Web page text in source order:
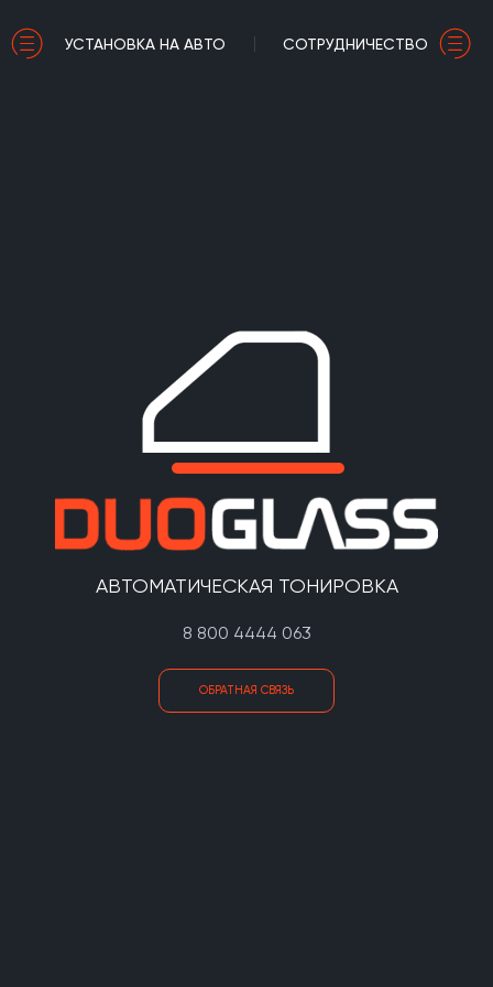
УСТАНОВКА НА АВТО СОТРУДНИЧЕСТВО
АВТОМАТИЧЕСКАЯ ТОНИРОВКА
8 800 4444 063
ОБРАТНАЯ СВЯЗЬ